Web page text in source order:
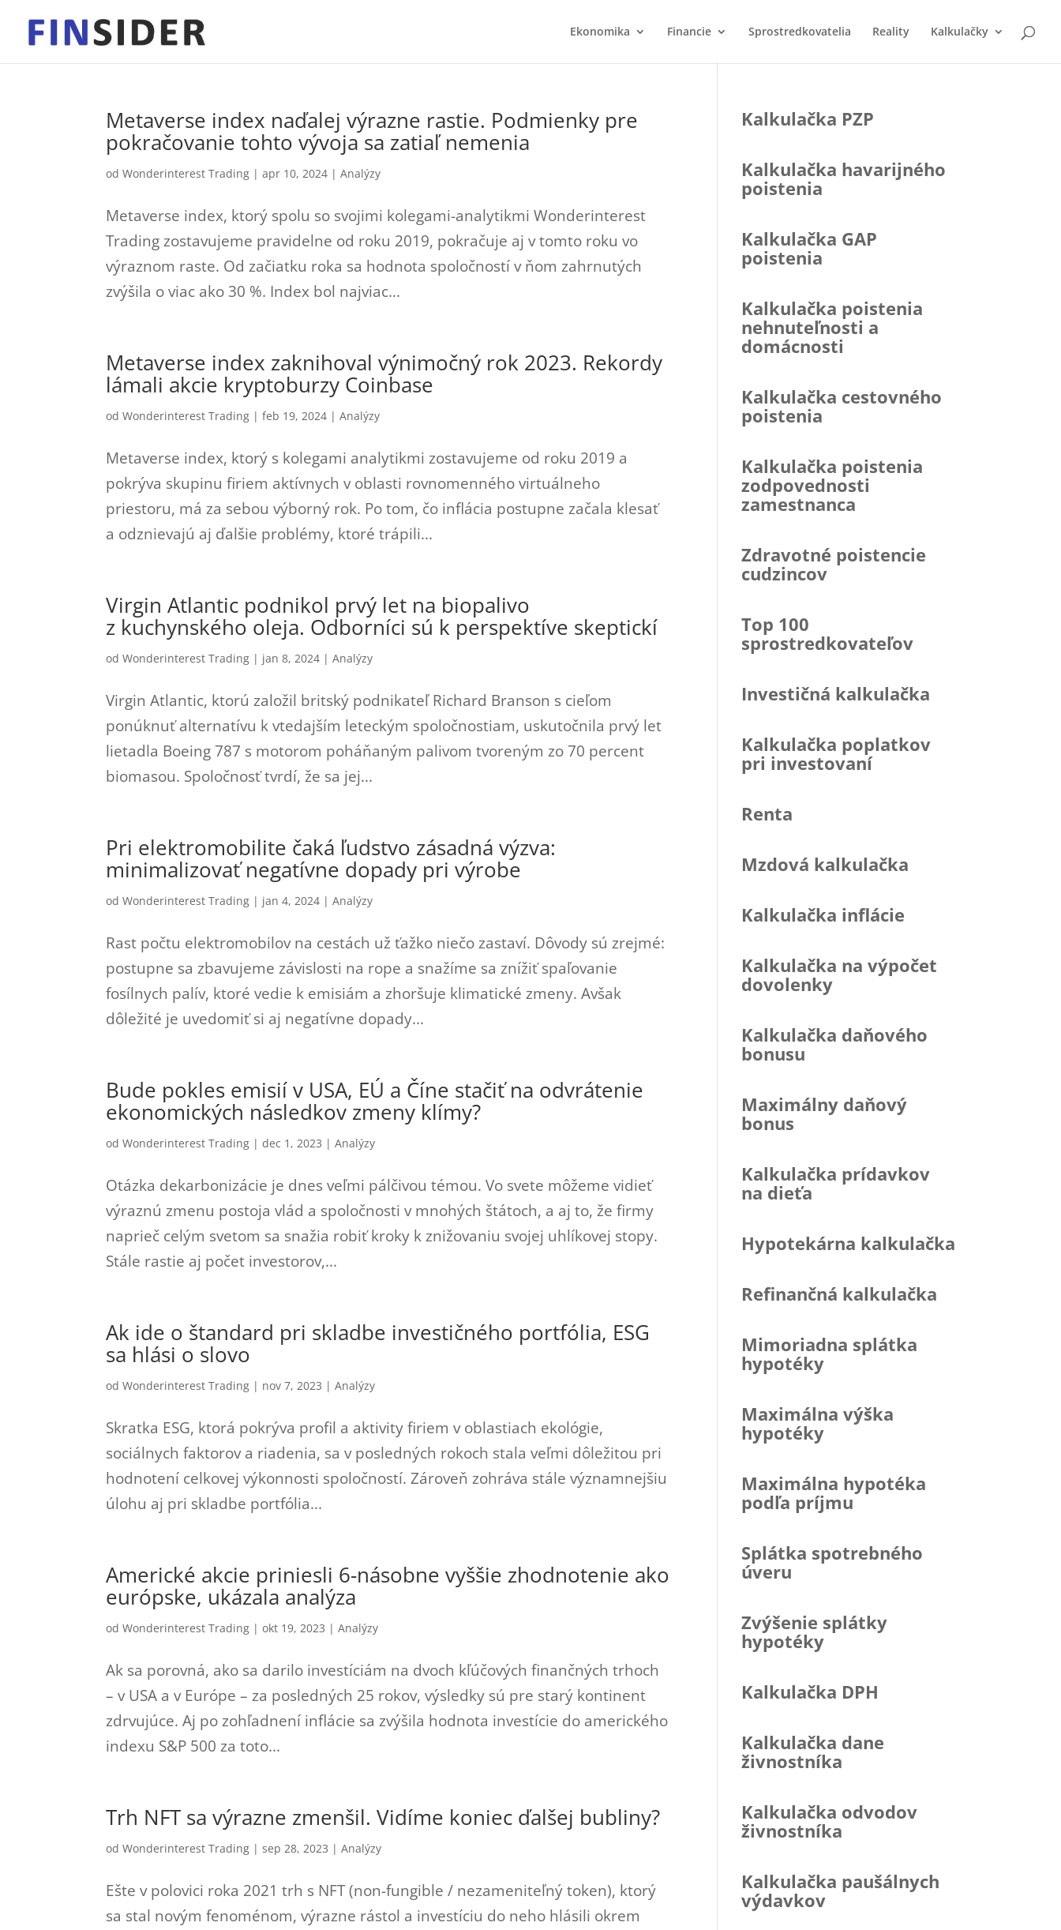
Ekonomika Financie Sprostredkovatelia Reality Kalkulačky
Metaverse index naďalej výrazne rastie. Podmienky pre
pokračovanie tohto vývoja sa zatiaľ nemenia
odWonderinterest Trading |apr 10, 2024 |Analýzy
Metaverse index, ktorý spolu so svojimi kolegami-analytikmi Wonderinterest
Trading zostavujeme pravidelne od roku 2019, pokračuje aj v tomto roku vo
výraznom raste. Od začiatku roka sa hodnota spoločností v ňom zahrnutých
zvýšila o viac ako 30 %. Index bol najviac...
Metaverse index zaknihoval výnimočný rok 2023. Rekordy
lámali akcie kryptoburzy Coinbase
odWonderinterest Trading |feb 19, 2024 |Analýzy
Metaverse index, ktorý s kolegami analytikmi zostavujeme od roku 2019 a
pokrýva skupinu firiem aktívnych v oblasti rovnomenného virtuálneho
priestoru, má za sebou výborný rok. Po tom, čo inflácia postupne začala klesať
a odznievajú aj ďalšie problémy, ktoré trápili...
Virgin Atlantic podnikol prvý let na biopalivo
z kuchynského oleja. Odborníci sú k perspektíve skeptickí
odWonderinterest Trading | jan 8, 2024 |Analýzy
Virgin Atlantic, ktorú založil britský podnikateľ Richard Branson s cieľom
ponúknuť alternatívu k vtedajším leteckým spoločnostiam, uskutočnila prvý let
lietadla Boeing 787 s motorom poháňaným palivom tvoreným zo 70 percent
biomasou. Spoločnosť tvrdí, že sa jej...
Pri elektromobilite čaká ľudstvo zásadná výzva:
minimalizovať negatívne dopady pri výrobe
odWonderinterest Trading | jan 4, 2024 |Analýzy
Rast počtu elektromobilov na cestách už ťažko niečo zastaví. Dôvody sú zrejmé:
postupne sa zbavujeme závislosti na rope a snažíme sa znížiť spaľovanie
fosílnych palív, ktoré vedie k emisiám a zhoršuje klimatické zmeny. Avšak
dôležité je uvedomiť si aj negatívne dopady...
Bude pokles emisií v USA, EÚ a Číne stačiť na odvrátenie
ekonomických následkov zmeny klímy?
odWonderinterest Trading |dec 1, 2023 |Analýzy
Otázka dekarbonizácie je dnes veľmi pálčivou témou. Vo svete môžeme vidieť
výraznú zmenu postoja vlád a spoločnosti v mnohých štátoch, a aj to, že firmy
naprieč celým svetom sa snažia robiť kroky k znižovaniu svojej uhlíkovej stopy.
Stále rastie aj počet investorov,...
Ak ide o štandard pri skladbe investičného portfólia, ESG
sa hlási o slovo
odWonderinterest Trading | nov 7, 2023 |Analýzy
Skratka ESG, ktorá pokrýva profil a aktivity firiem v oblastiach ekológie,
sociálnych faktorov a riadenia, sa v posledných rokoch stala veľmi dôležitou pri
hodnotení celkovej výkonnosti spoločností. Zároveň zohráva stále významnejšiu
úlohu aj pri skladbe portfólia...
Americké akcie priniesli 6-násobne vyššie zhodnotenie ako
európske, ukázala analýza
odWonderinterest Trading |okt 19, 2023 |Analýzy
Ak sa porovná, ako sa darilo investíciám na dvoch kľúčových finančných trhoch
– v USA a v Európe – za posledných 25 rokov, výsledky sú pre starý kontinent
zdrvujúce. Aj po zohľadnení inflácie sa zvýšila hodnota investície do amerického
indexu S&P 500 za toto...
Trh NFT sa výrazne zmenšil. Vidíme koniec ďalšej bubliny?
odWonderinterest Trading |sep 28, 2023 |Analýzy
Ešte v polovici roka 2021 trh s NFT (non-fungible / nezameniteľný token), ktorý
sa stal novým fenoménom, výrazne rástol a investíciu do neho hlásili okrem
Kalkulačka PZP
Kalkulačka havarijného
poistenia
Kalkulačka GAP
poistenia
Kalkulačka poistenia
nehnuteľnosti a
domácnosti
Kalkulačka cestovného
poistenia
Kalkulačka poistenia
zodpovednosti
zamestnanca
Zdravotné poistencie
cudzincov
Top 100
sprostredkovateľov
Investičná kalkulačka
Kalkulačka poplatkov
pri investovaní
Renta
Mzdová kalkulačka
Kalkulačka inflácie
Kalkulačka na výpočet
dovolenky
Kalkulačka daňového
bonusu
Maximálny daňový
bonus
Kalkulačka prídavkov
na dieťa
Hypotekárna kalkulačka
Refinančná kalkulačka
Mimoriadna splátka
hypotéky
Maximálna výška
hypotéky
Maximálna hypotéka
podľa príjmu
Splátka spotrebného
úveru
Zvýšenie splátky
hypotéky
Kalkulačka DPH
Kalkulačka dane
živnostníka
Kalkulačka odvodov
živnostníka
Kalkulačka paušálnych
výdavkov